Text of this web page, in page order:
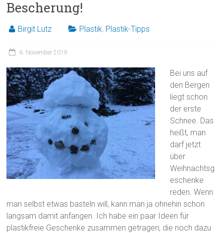
Bescherung!
Birgit Lutz Plastik, Plastik-Tipps
6. November 2019
Bei uns auf
den Bergen
liegt schon
der erste
Schnee. Das
heißt, man
darf jetzt
über
Weihnachtsg
eschenke
reden. Wenn
man selbst etwas basteln will, kann man ja ohnehin schon
langsam damit anfangen. Ich habe ein paar Ideen für
plastikfreie Geschenke zusammen getragen, die noch dazu